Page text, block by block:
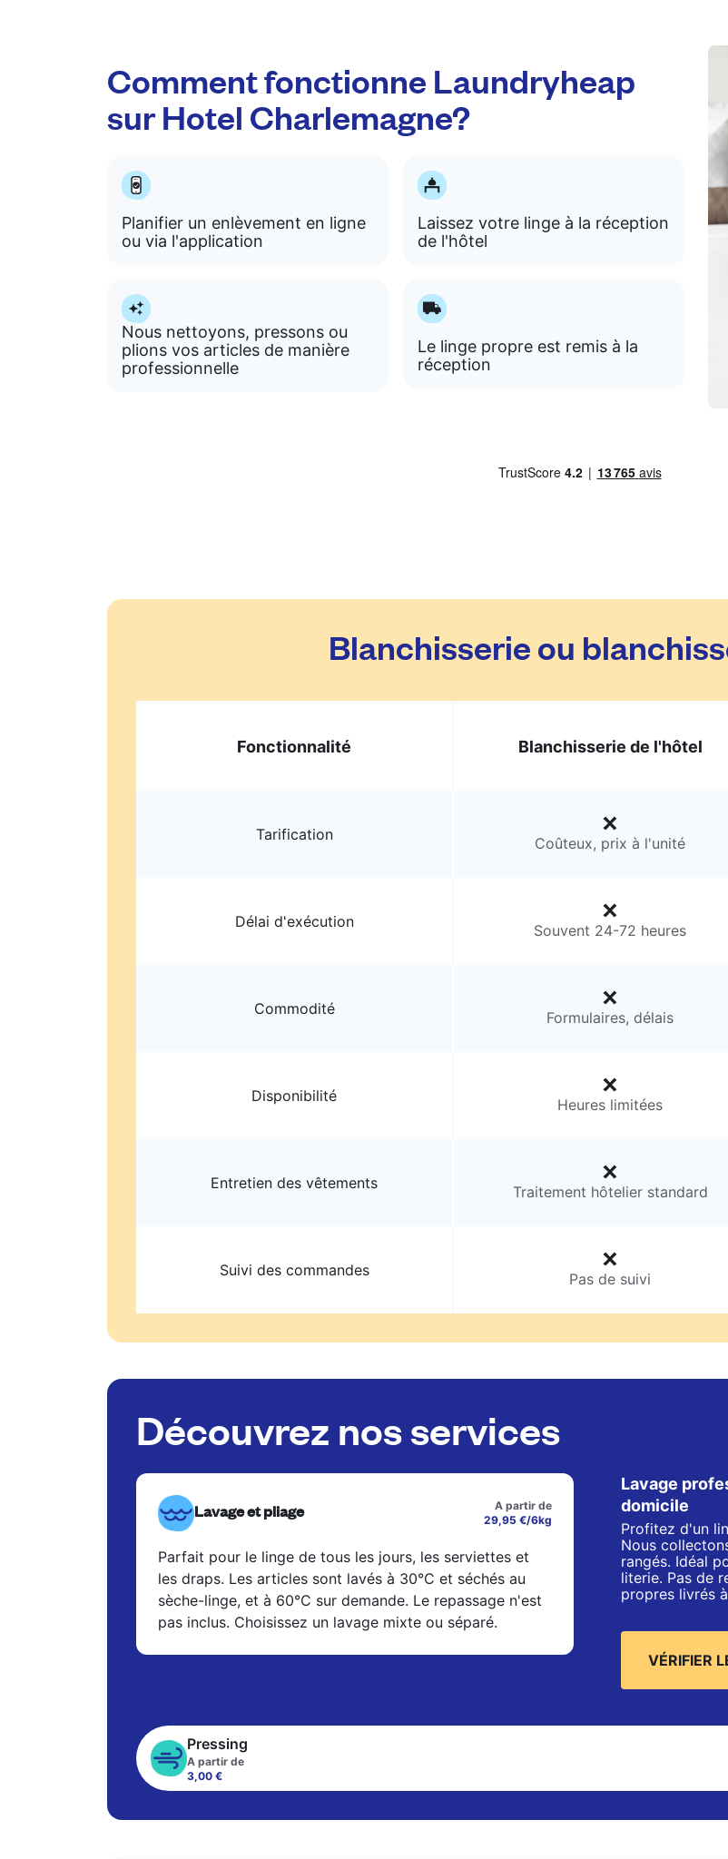
Comment fonctionne Laundryheap
sur Hotel Charlemagne?
Planifier un enlèvement en ligne
ou via l'application
Laissez votre linge à la réception
de l'hôtel
Nous nettoyons, pressons ou
plions vos articles de manière
professionnelle
Le linge propre est remis à la
réception
Blanchisserie ou
Fonctionnalité Blanchisserie de l'hôtel
Tarification Coûteux, prix à l'unité
Délai d'exécution Souvent 24-72 heures
Commodité Formulaires, délais
Disponibilité Heures limitées
Entretien des vêtements Traitement hôtelier standard
Suivi des commandes Pas de suivi
Découvrez nos services
Lavage et pliage
A partir de
29,95 €/6kg
Parfait pour le linge de tous les jours, les serviettes et
les draps. Les articles sont lavés à 30°C et séchés au
sèche-linge, et à 60°C sur demande. Le repassage n'est
pas inclus. Choisissez un lavage mixte ou séparé.
Lavage
domicile
Profitez d'un
Nous
rangés. Idéal
literie. Pas de
propres livrés
VÉRIFIER
Pressing
A partir de
3,00 €